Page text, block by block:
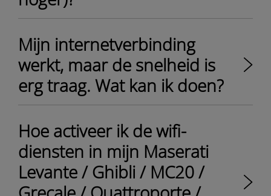
Mijn internetverbinding
werkt, maar de snelheid is
erg traag. Wat kan ik doen?
Hoe activeer ik de wifi-
diensten in mijn Maserati
Levante / Ghibli / MC20 /